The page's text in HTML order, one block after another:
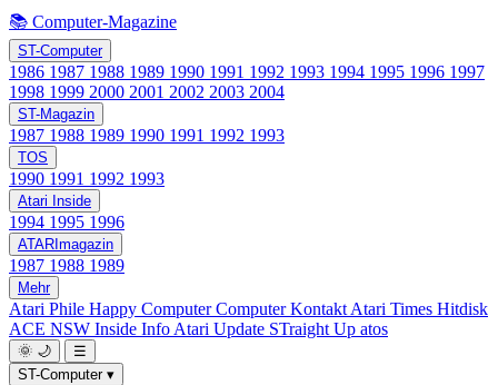
📚 Computer-Magazine
ST-Computer
1986 1987 1988 1989 1990 1991 1992 1993 1994 1995 1996 1997
1998 1999 2000 2001 2002 2003 2004
ST-Magazin
1987 1988 1989 1990 1991 1992 1993
TOS
1990 1991 1992 1993
Atari Inside
1994 1995 1996
ATARImagazin
1987 1988 1989
Mehr
Atari Phile Happy ComputerComputer Kontakt Atari Times Hitdisk
ACE NSW Inside Info Atari Update STraight Up atos
🌞 🌙
☰
ST-Computer ▾